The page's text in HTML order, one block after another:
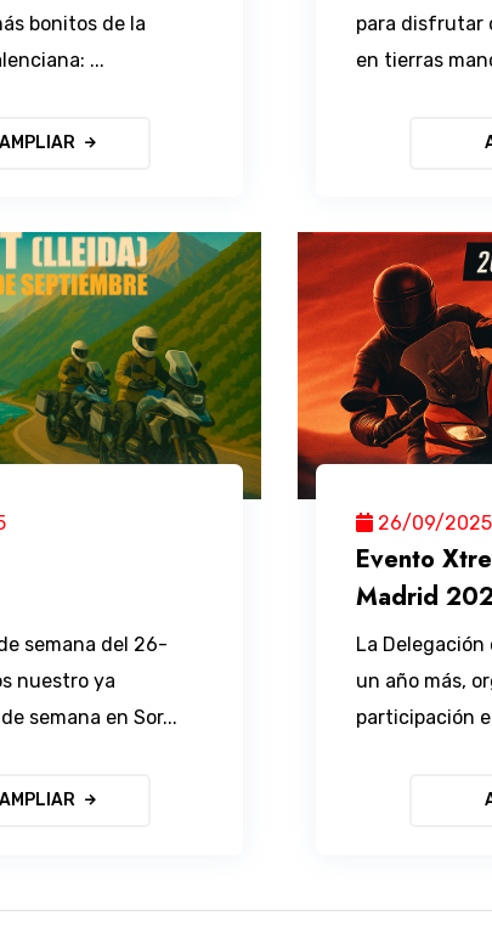
bonitos de la
...
AMPLIAR
para disfrutar
en tierras
semana del 26-
nuestro ya
semana en Sor...
AMPLIAR
26/09/2025
Evento
Madrid
La
un año más,
participación